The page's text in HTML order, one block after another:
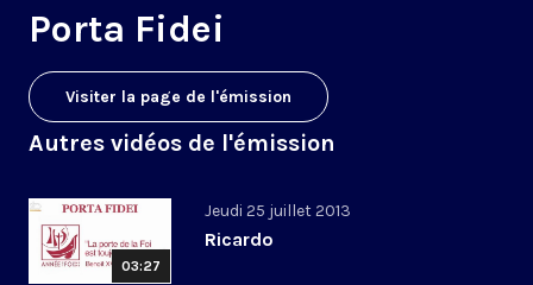
Porta Fidei
Visiter la page de l'émission
Autres vidéos de l'émission
03:27
Jeudi 25 juillet 2013
Ricardo